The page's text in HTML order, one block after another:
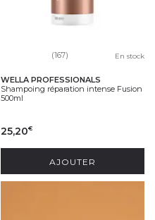
(167) En stock
WELLA PROFESSIONALS
Shampoing réparation intense Fusion
500ml
25,20€
AJOUTER